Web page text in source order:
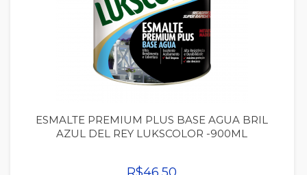
Quickview
ESMALTE PREMIUM PLUS BASE AGUA BRIL
AZUL DEL REY LUKSCOLOR -900ML